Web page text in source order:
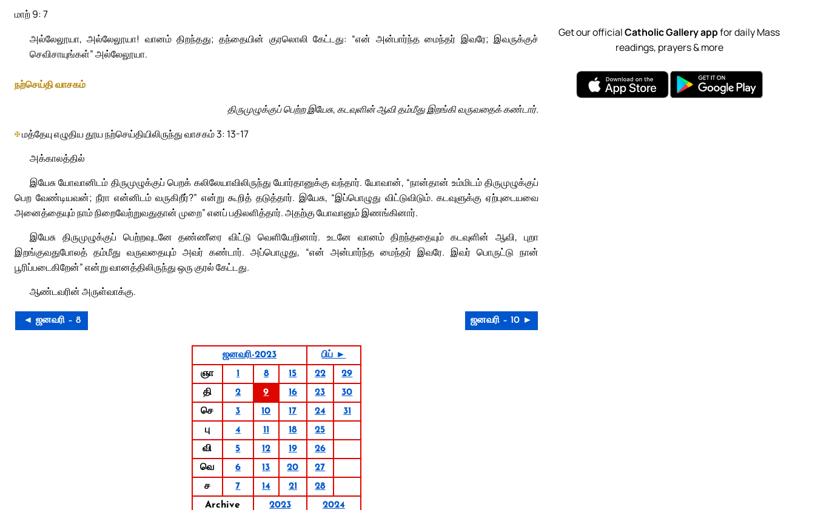
மாற் 9: 7
அல்லேலூயா, அல்லேலூயா! வானம் திறந்தது; தந்தையின் குரலொலி கேட்டது: “என் அன்பார்ந்த மைந்தர் இவரே; இவருக்குச்
செவிசாயுங்கள்” அல்லேலூயா.
நற்செய்தி வாசகம்
திருமுழுக்குப் பெற்ற இயேசு, கடவுளின் ஆவி தம்மீது இறங்கி வருவதைக் கண்டார்.
✠மத்தேயு எழுதிய தூய நற்செய்தியிலிருந்து வாசகம் 3: 13-17
அக்காலத்தில்
இயேசு யோவானிடம் திருமுழுக்குப் பெறக் கலிலேயாவிலிருந்து யோர்தானுக்கு வந்தார். யோவான், “நான்தான் உம்மிடம் திருமுழுக்குப்
பெற வேண்டியவன்; நீரா என்னிடம் வருகிறீர்?” என்று கூறித் தடுத்தார். இயேசு, “இப்பொழுது விட்டுவிடும். கடவுளுக்கு ஏற்புடையவை
அனைத்தையும் நாம் நிறைவேற்றுவதுதான் முறை” எனப் பதிலளித்தார். அதற்கு யோவானும் இணங்கினார்.
இயேசு திருமுழுக்குப் பெற்றவுடனே தண்ணீரை விட்டு வெளியேறினார். உடனே வானம் திறந்ததையும் கடவுளின் ஆவி, புறா
இறங்குவதுபோலத் தம்மீது வருவதையும் அவர் கண்டார். அப்பொழுது, “என் அன்பார்ந்த மைந்தர் இவரே. இவர் பொருட்டு நான்
பூரிப்படைகிறேன்” என்று வானத்திலிருந்து ஒரு குரல் கேட்டது.
ஆண்டவரின் அருள்வாக்கு.
◄ ஜனவரி – 8 ஜனவரி – 10 ►
ஜனவரி-2023
பிப் ►
ஞா
1 8 15 22
29
தி
2 9 16 23
30
செ
3 10 17 24
31
பு
4 11 18
25
வி
5 12 19
26
வெ
6 13 20
27
ச
7 14 21
28
Archive
2023 2024
Get our officialCatholic Gallery appfor daily Mass
readings, prayers & more